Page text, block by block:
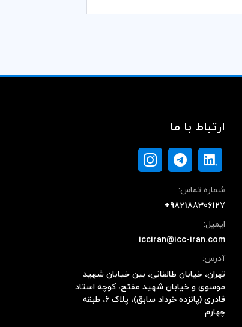
ارتباط با ما
شماره تماس:
+982188306127
ایمیل:
icciran@icc-iran.com
آدرس:
تهران، خیابان طالقانی، بین خیابان شهید
موسوی و خیابان شهید مفتح، کوچه استاد
قادری (پانزده خرداد سابق)، پلاک ۶، طبقه
چهارم